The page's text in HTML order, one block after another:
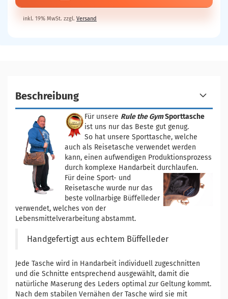
inkl. 19% MwSt. zzgl. Versand
Beschreibung
Für unsere Rule the GymSporttasche
ist uns nur das Beste gut genug.
So hat unsere Sporttasche, welche
auch als Reisetasche verwendet werden
kann, einen aufwendigen Produktionsprozess
durch komplexe Handarbeit durchlaufen.
Für deine Sport- und
Reisetasche wurde nur das
beste vollnarbige Büffelleder
verwendet, welches von der
Lebensmittelverarbeitung abstammt.
Handgefertigt aus echtem Büffelleder
Jede Tasche wird in Handarbeit individuell zugeschnitten
und die Schnitte entsprechend ausgewählt, damit die
natürliche Maserung des Leders optimal zur Geltung kommt.
Nach dem stabilen Vernähen der Tasche wird sie mit